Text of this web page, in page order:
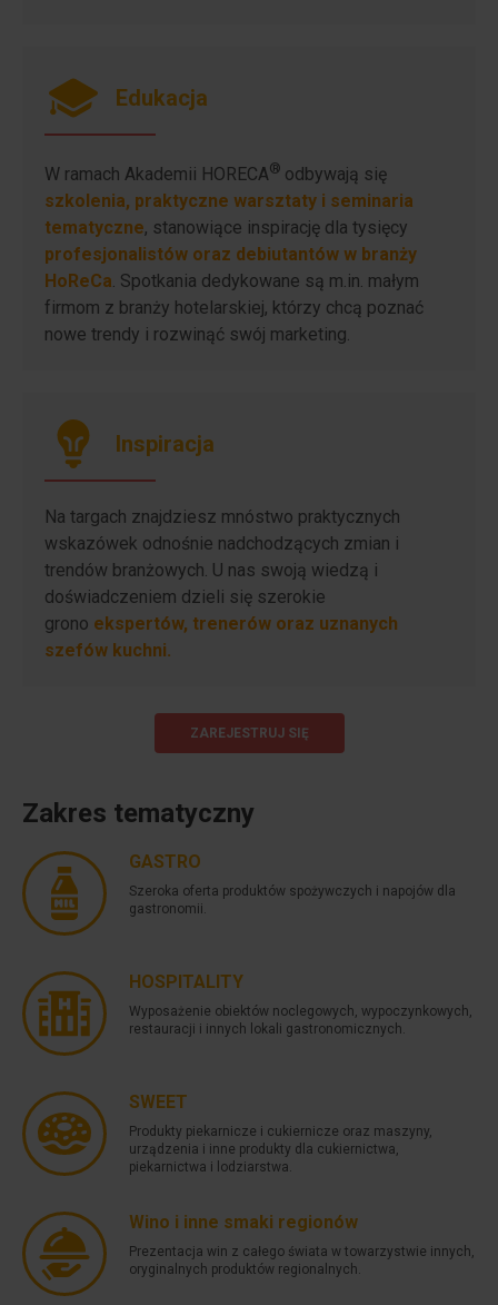
Edukacja
W ramach Akademii HORECA® odbywają się
szkolenia, praktyczne warsztaty i seminaria
tematyczne, stanowiące inspirację dla tysięcy
profesjonalistów oraz debiutantów w branży
HoReCa. Spotkania dedykowane są m.in. małym
firmom z branży hotelarskiej, którzy chcą poznać
nowe trendy i rozwinąć swój marketing.
Inspiracja
Na targach znajdziesz mnóstwo praktycznych
wskazówek odnośnie nadchodzących zmian i
trendów branżowych. U nas swoją wiedzą i
doświadczeniem dzieli się szerokie
grono ekspertów, trenerów oraz uznanych
szefów kuchni.
ZAREJESTRUJ SIĘ
Zakres tematyczny
GASTRO
Szeroka oferta produktów spożywczych i napojów dla
gastronomii.
HOSPITALITY
Wyposażenie obiektów noclegowych, wypoczynkowych,
restauracji i innych lokali gastronomicznych.
SWEET
Produkty piekarnicze i cukiernicze oraz maszyny,
urządzenia i inne produkty dla cukiernictwa,
piekarnictwa i lodziarstwa.
Wino i inne smaki regionów
Prezentacja win z całego świata w towarzystwie innych,
oryginalnych produktów regionalnych.